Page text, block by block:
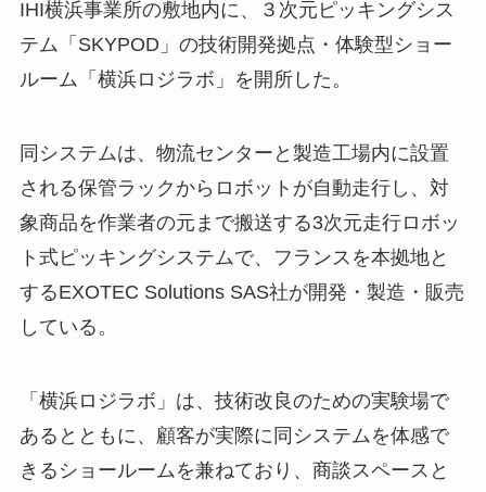
IHI横浜事業所の敷地内に、３次元ピッキングシス
テム「SKYPOD」の技術開発拠点・体験型ショー
ルーム「横浜ロジラボ」を開所した。
同システムは、物流センターと製造工場内に設置
される保管ラックからロボットが自動走行し、対
象商品を作業者の元まで搬送する3次元走行ロボッ
ト式ピッキングシステムで、フランスを本拠地と
するEXOTEC Solutions SAS社が開発・製造・販売
している。
「横浜ロジラボ」は、技術改良のための実験場で
あるとともに、顧客が実際に同システムを体感で
きるショールームを兼ねており、商談スペースと